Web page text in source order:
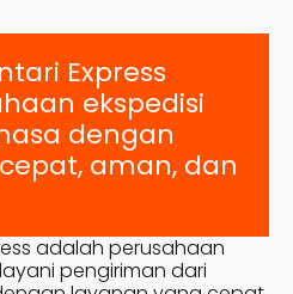
Express
ekspedisi
dengan
aman, dan
adalah perusahaan
pengiriman dari